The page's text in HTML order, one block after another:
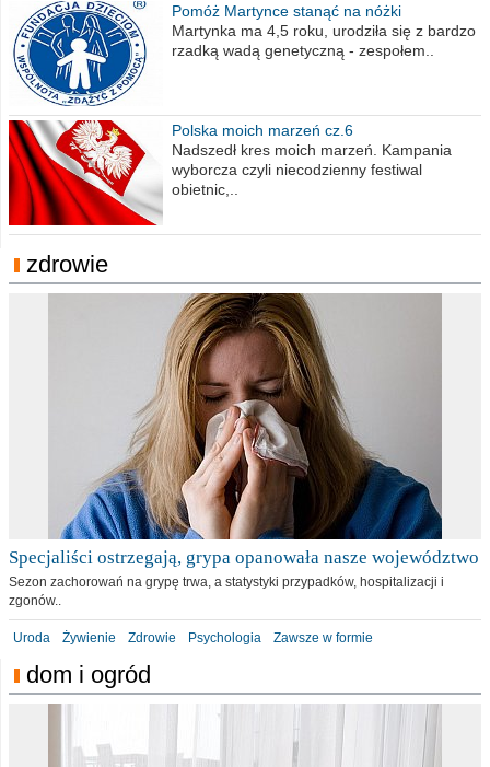
Pomóż Martynce stanąć na nóżki
Martynka ma 4,5 roku, urodziła się z bardzo
rzadką wadą genetyczną - zespołem..
Polska moich marzeń cz.6
Nadszedł kres moich marzeń. Kampania
wyborcza czyli niecodzienny festiwal
obietnic,..
zdrowie
Specjaliści ostrzegają, grypa opanowała nasze województwo
Sezon zachorowań na grypę trwa, a statystyki przypadków, hospitalizacji i
zgonów..
Uroda Żywienie Zdrowie Psychologia Zawsze w formie
dom i ogród